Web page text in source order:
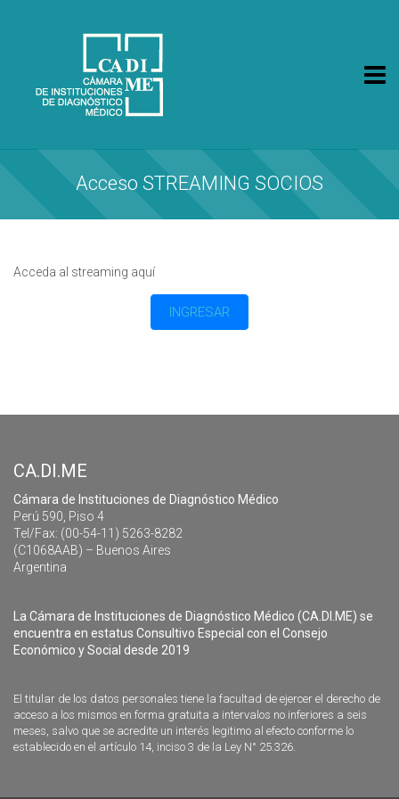
CA.DI.ME.
Cámara de Instituciones de Diagnóstico Médico
Acceso STREAMING SOCIOS
Acceda al streaming aquí
INGRESAR
CA.DI.ME
Cámara de Instituciones de Diagnóstico Médico
Perú 590, Piso 4
Tel/Fax: (00-54-11) 5263-8282
(C1068AAB) – Buenos Aires
Argentina
La Cámara de Instituciones de Diagnóstico Médico (CA.DI.ME) se
encuentra en estatus Consultivo Especial con el Consejo
Económico y Social desde 2019
El titular de los datos personales tiene la facultad de ejercer el derecho de
acceso a los mismos en forma gratuita a intervalos no inferiores a seis
meses, salvo que se acredite un interés legitimo al efecto conforme lo
establecido en el artículo 14, inciso 3 de la Ley N° 25.326.